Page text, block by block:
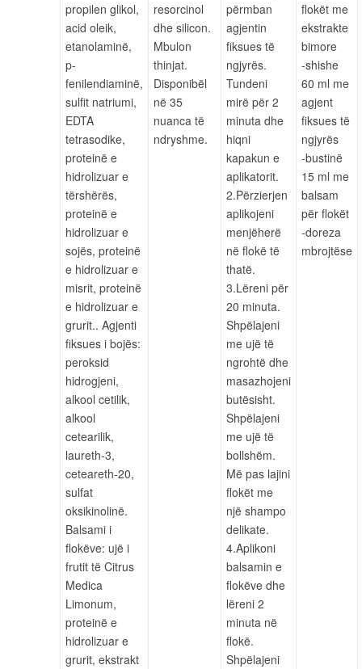
propilen glikol,
acid oleik,
etanolaminë,
p-
fenilendiaminë,
sulfit natriumi,
EDTA
tetrasodike,
proteinë e
hidrolizuar e
tërshërës,
proteinë e
hidrolizuar e
sojës, proteinë
e hidrolizuar e
misrit, proteinë
e hidrolizuar e
grurit.. Agjenti
fiksues i bojës:
peroksid
hidrogjeni,
alkool cetilik,
alkool
cetearilik,
laureth-3,
ceteareth-20,
sulfat
oksikinolinë.
Balsami i
flokëve: ujë i
frutit të Citrus
Medica
Limonum,
proteinë e
hidrolizuar e
grurit, ekstrakt
resorcinol
dhe silicon.
Mbulon
thinjat.
Disponibël
në 35
nuanca të
ndryshme.
përmban
agjentin
fiksues të
ngjyrës.
Tundeni
mirë për 2
minuta dhe
hiqni
kapakun e
aplikatorit.
2.Përzierjen
aplikojeni
menjëherë
në flokë të
thatë.
3.Lëreni për
20 minuta.
Shpëlajeni
me ujë të
ngrohtë dhe
masazhojeni
butësisht.
Shpëlajeni
me ujë të
bollshëm.
Më pas lajini
flokët me
një shampo
delikate.
4.Aplikoni
balsamin e
flokëve dhe
lëreni 2
minuta në
flokë.
Shpëlajeni
flokët me
ekstrakte
bimore
-shishe
60 ml me
agjent
fiksues të
ngjyrës
-bustinë
15 ml me
balsam
për flokët
-doreza
mbrojtëse